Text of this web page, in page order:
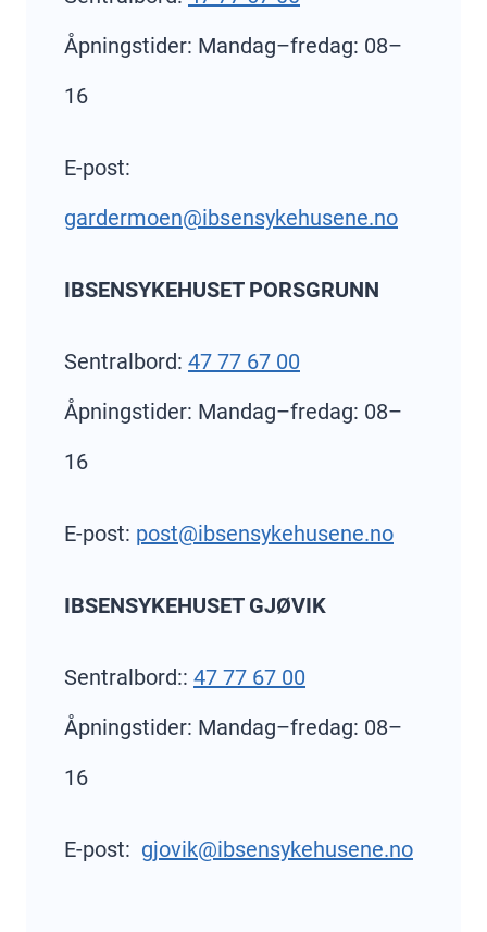
Åpningstider: Mandag–fredag: 08–
16
E-post:
gardermoen@ibsensykehusene.no
IBSENSYKEHUSET PORSGRUNN
Sentralbord: 47 77 67 00
Åpningstider: Mandag–fredag: 08–
16
E-post: post@ibsensykehusene.no
IBSENSYKEHUSET GJØVIK
Sentralbord:: 47 77 67 00
Åpningstider: Mandag–fredag: 08–
16
E-post: gjovik@ibsensykehusene.no